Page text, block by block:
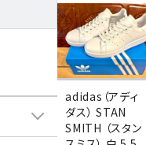
adidas（アディ
ダス） STAN
SMITH （スタン